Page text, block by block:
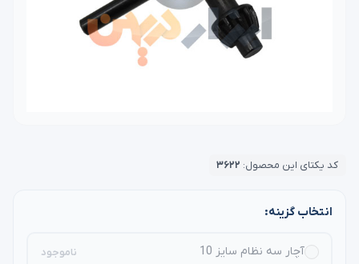
کد یکتای این محصول: ۳۶۲۲
انتخاب گزینه:
آچار سه نظام سایز 10 ناموجود